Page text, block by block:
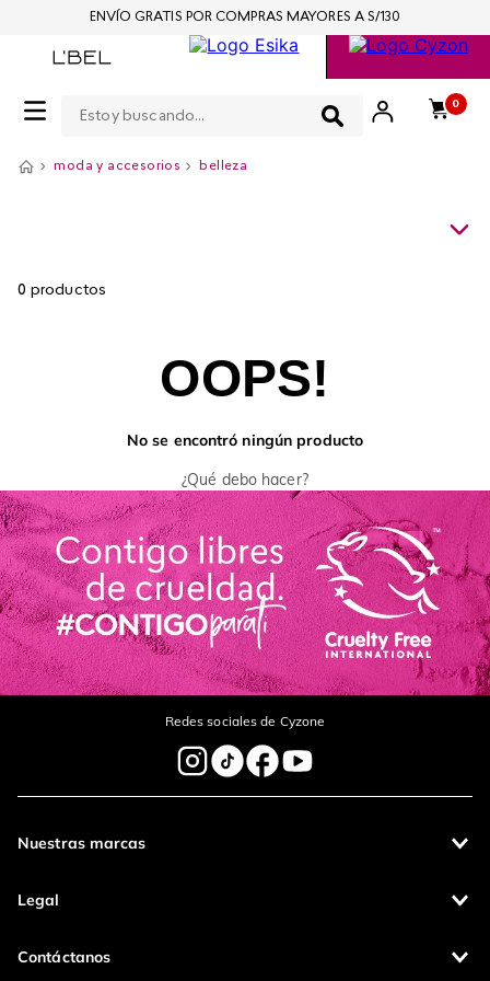
0
ENVÍO GRATIS POR COMPRAS MAYORES A S/130
moda y accesorios belleza
0 productos
OOPS!
No se encontró ningún producto
¿Qué debo hacer?
Redes sociales de Cyzone
Nuestras marcas
Legal
Contáctanos